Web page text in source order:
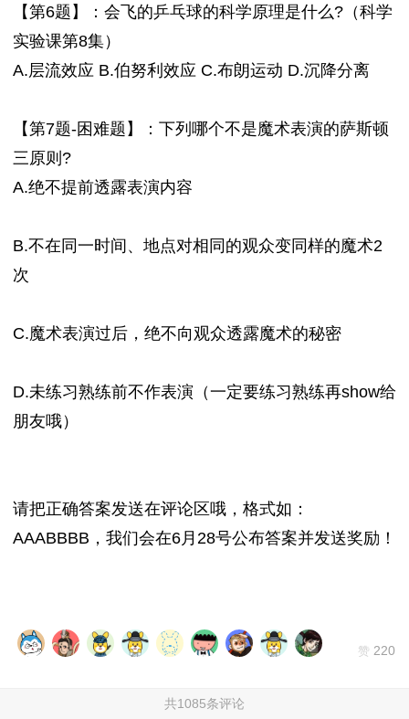
【第6题】：会飞的乒乓球的科学原理是什么?（科学
实验课第8集）
A.层流效应 B.伯努利效应 C.布朗运动 D.沉降分离
【第7题-困难题】：下列哪个不是魔术表演的萨斯顿
三原则?
A.绝不提前透露表演内容
B.不在同一时间、地点对相同的观众变同样的魔术2
次
C.魔术表演过后，绝不向观众透露魔术的秘密
D.未练习熟练前不作表演（一定要练习熟练再show给
朋友哦）
请把正确答案发送在评论区哦，格式如：
AAABBBB，我们会在6月28号公布答案并发送奖励！
赞 220
共1085条评论